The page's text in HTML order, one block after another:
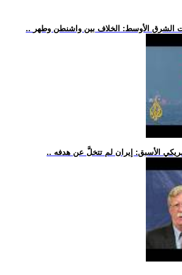
الشرق الأوسط: الخلاف بين واشنطن وطهر
الأسبق: إيران لم تتخلَّ عن هدفه